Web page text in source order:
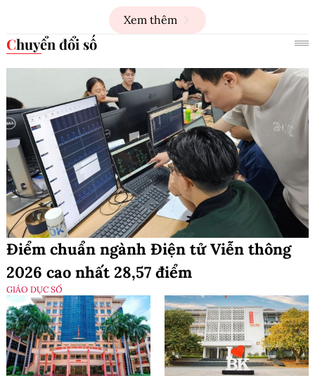
Xem thêm
Chuyển đổi số
Điểm chuẩn ngành Điện tử Viễn thông
2026 cao nhất 28,57 điểm
GIÁO DỤC SỐ